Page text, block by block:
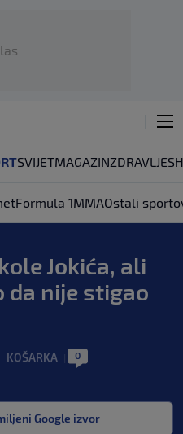
SVIJETMAGAZINZDRAVLJE
Formula 1MMAOstali
Jokića, ali
da nije stigao
KOŠARKA 0
Google izvor